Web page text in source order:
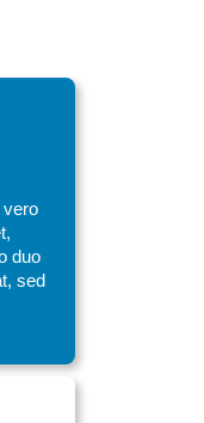
vero
duo
sed